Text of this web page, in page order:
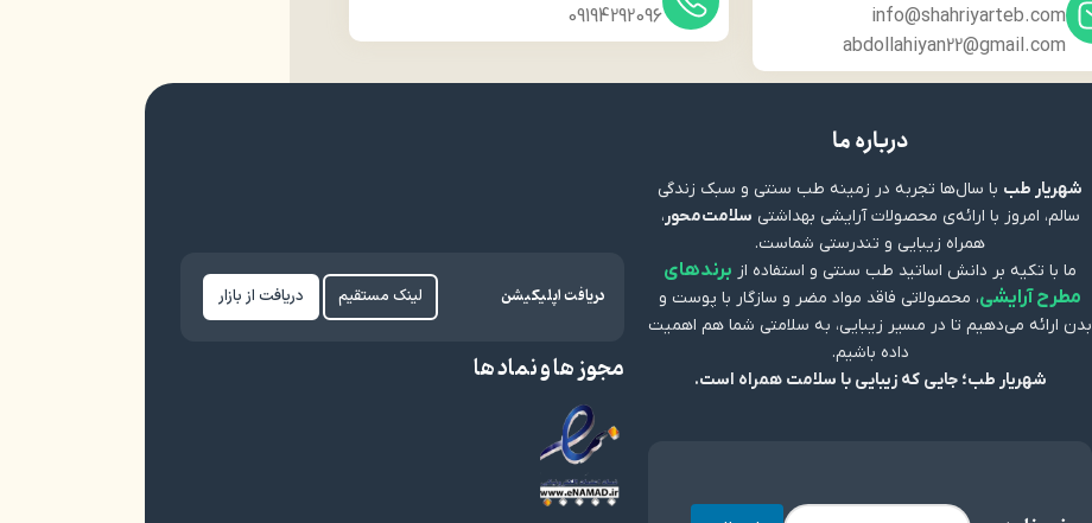
info@shahriyarteb.com
abdollahiyan22@gmail.com
09194292096
درباره ما
شهریار طب با سال‌ها تجربه در زمینه طب سنتی و سبک زندگی
سالم، امروز با ارائه‌ی محصولات آرایشی بهداشتی سلامت‌محور،
همراه زیبایی و تندرستی شماست.
ما با تکیه بر دانش اساتید طب سنتی و استفاده از برندهای
مطرح آرایشی، محصولاتی فاقد مواد مضر و سازگار با پوست و
بدن ارائه می‌دهیم تا در مسیر زیبایی، به سلامتی شما هم اهمیت
داده باشیم.
شهریار طب؛ جایی که زیبایی با سلامت همراه است.
دریافت اپلیکیشن لینک مستقیم دریافت از بازار
مجوز ها و نماد ها